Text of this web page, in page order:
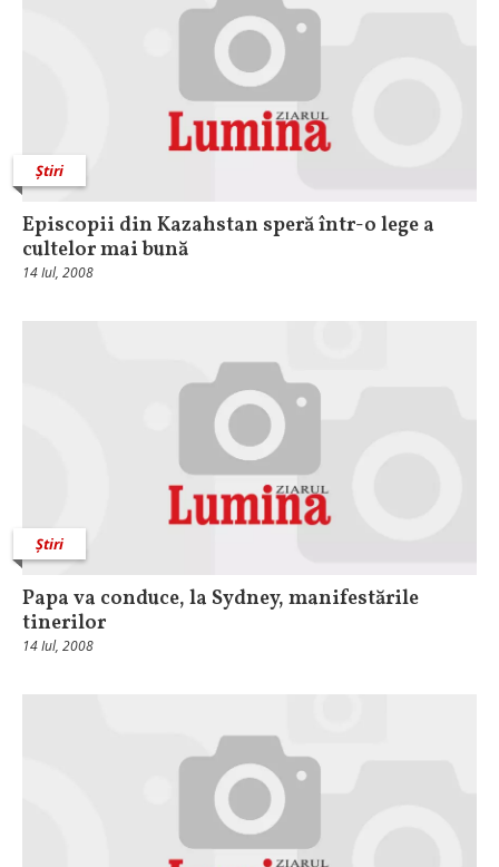
Știri
Episcopii din Kazahstan speră într-o lege a
cultelor mai bună
14 Iul, 2008
Știri
Papa va conduce, la Sydney, manifestările
tinerilor
14 Iul, 2008